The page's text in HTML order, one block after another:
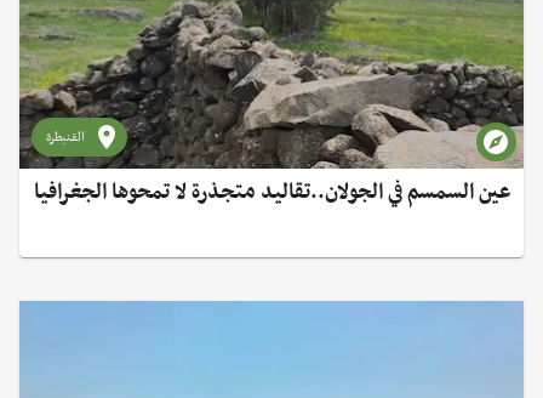
القنيطرة
عين السمسم في الجولان..تقاليد متجذرة لا تمحوها الجغرافيا